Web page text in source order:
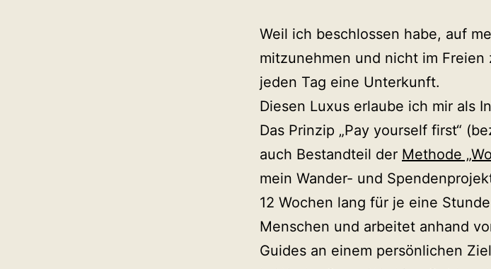
Weil ich beschlossen habe, auf
mitzunehmen und nicht im
jeden Tag eine Unterkunft.
Diesen Luxus erlaube ich mir als
Das Prinzip „Pay yourself first“
auch Bestandteil der Methode
mein Wander- und
12 Wochen lang für je eine
Menschen und arbeitet anhand
Guides an einem persönlichen